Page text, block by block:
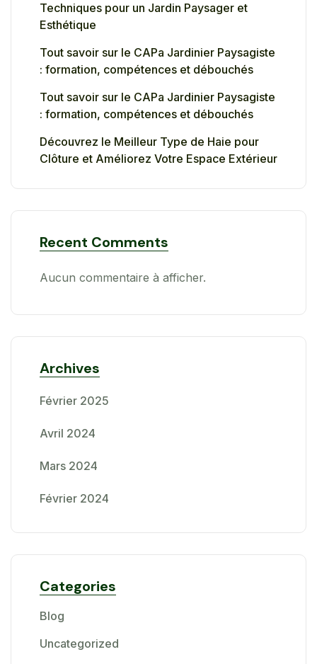
Techniques pour un Jardin Paysager et
Esthétique
Tout savoir sur le CAPa Jardinier Paysagiste
: formation, compétences et débouchés
Tout savoir sur le CAPa Jardinier Paysagiste
: formation, compétences et débouchés
Découvrez le Meilleur Type de Haie pour
Clôture et Améliorez Votre Espace Extérieur
Recent Comments
Aucun commentaire à afficher.
Archives
Février 2025
Avril 2024
Mars 2024
Février 2024
Categories
Blog
Uncategorized